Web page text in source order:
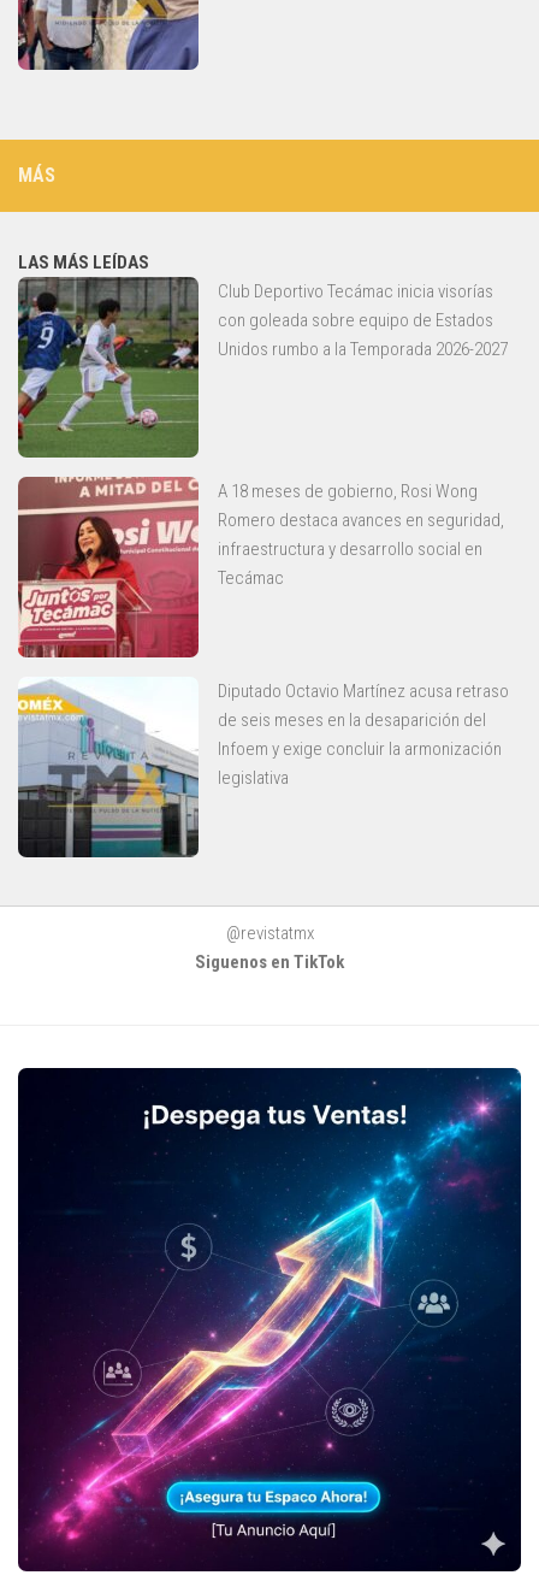
MÁS
LAS MÁS LEÍDAS
Club Deportivo Tecámac inicia visorías
con goleada sobre equipo de Estados
Unidos rumbo a la Temporada 2026-2027
A 18 meses de gobierno, Rosi Wong
Romero destaca avances en seguridad,
infraestructura y desarrollo social en
Tecámac
Diputado Octavio Martínez acusa retraso
de seis meses en la desaparición del
Infoem y exige concluir la armonización
legislativa
@revistatmx
Siguenos en TikTok